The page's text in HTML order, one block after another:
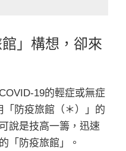
」構想，卻來
19的輕症或無症
「防疫旅館（＊）」的
說是技高一籌，迅速
「防疫旅館」。